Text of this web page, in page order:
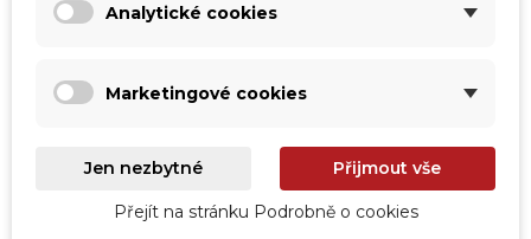
Prohlédnout
Analytické cookies
Marketingové cookies
Jen nezbytné Přijmout vše
Přejít na stránku Podrobně o cookies